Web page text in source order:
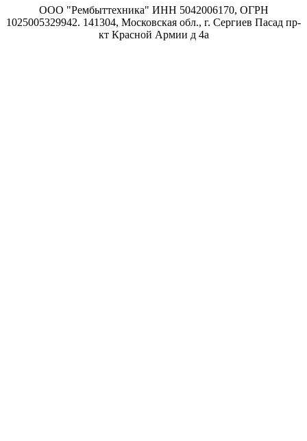
ООО "Рембыттехника" ИНН 5042006170, ОГРН
1025005329942. 141304, Московская обл., г. Сергиев Пасад пр-
кт Красной Армии д 4а